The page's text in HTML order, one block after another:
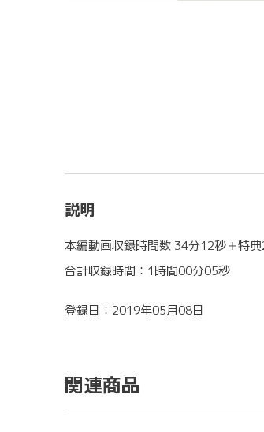
説明
本編動画収録時間数 34分12秒＋特
合計収録時間：1時間00分05秒
登録日：2019年05月08日
関連商品